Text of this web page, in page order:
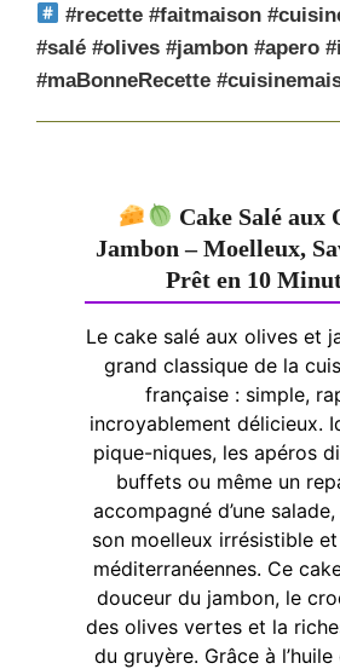
#recette #faitmaison
#salé #olives #jambon #apero
#maBonneRecette
Cake Salé aux
Jambon – Moelleux,
Prêt en 10
Le cake salé aux olives et
grand classique de la
française : simple,
incroyablement délicieux.
pique-niques, les apéros
buffets ou même un
accompagné d’une
son moelleux irrésistible
méditerranéennes. Ce
douceur du jambon, le
des olives vertes et la
du gruyère. Grâce à l’huile